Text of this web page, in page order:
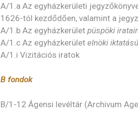
A/1.a Az egyházkerületi
1626-tól kezdődően, valamint a
A/1.b Az egyházkerület püspöki
A/1.c Az egyházkerület elnöki iktatású
A/1.i Vizitációs iratok
B fondok
B/1-12 Ágensi levéltár (Archivum